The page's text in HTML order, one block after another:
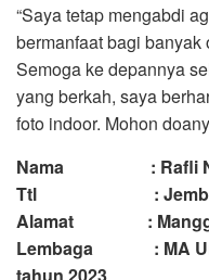
“Saya tetap mengabdi
bermanfaat bagi banyak
Semoga ke depannya
yang berkah, saya
foto indoor. Mohon
Nama : Rafli
Ttl : Jember,
Alamat :
Lembaga : MA